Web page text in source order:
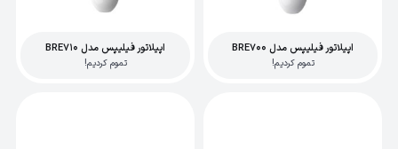
اپیلاتور فیلیپس مدل BRE700
تموم کردیم!
اپیلاتور فیلیپس مدل BRE710
تموم کردیم!